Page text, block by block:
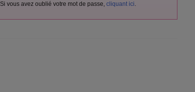
Si vous avez oublié votre mot de passe, cliquant ici.